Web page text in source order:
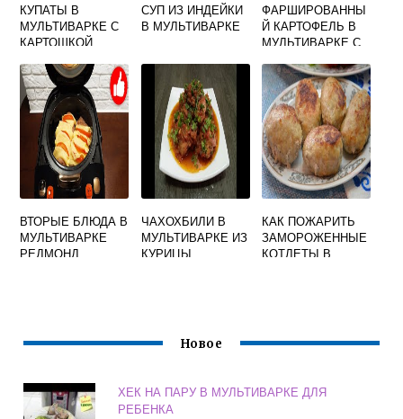
КУПАТЫ В
МУЛЬТИВАРКЕ С
КАРТОШКОЙ
СУП ИЗ ИНДЕЙКИ
В МУЛЬТИВАРКЕ
ФАРШИРОВАННЫ
Й КАРТОФЕЛЬ В
МУЛЬТИВАРКЕ С
ВТОРЫЕ БЛЮДА В
МУЛЬТИВАРКЕ
РЕДМОНД
ЧАХОХБИЛИ В
МУЛЬТИВАРКЕ ИЗ
КУРИЦЫ
КАК ПОЖАРИТЬ
ЗАМОРОЖЕННЫЕ
КОТЛЕТЫ В
Новое
ХЕК НА ПАРУ В МУЛЬТИВАРКЕ ДЛЯ
РЕБЕНКА